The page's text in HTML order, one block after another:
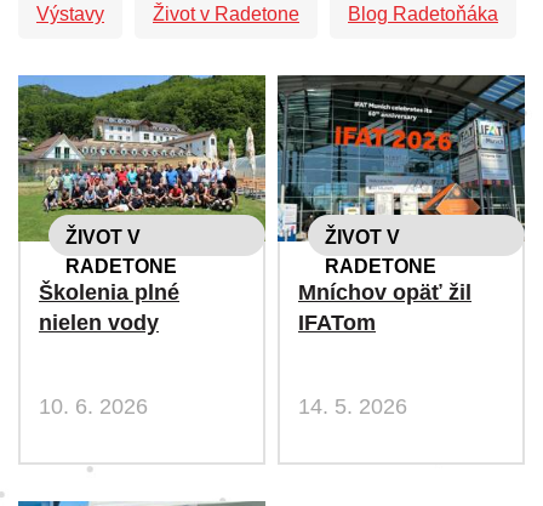
Výstavy Život v Radetone Blog Radetoňáka
ŽIVOT V
RADETONE
Školenia plné
nielen vody
10. 6. 2026
ŽIVOT V
RADETONE
Mníchov opäť žil
IFATom
14. 5. 2026